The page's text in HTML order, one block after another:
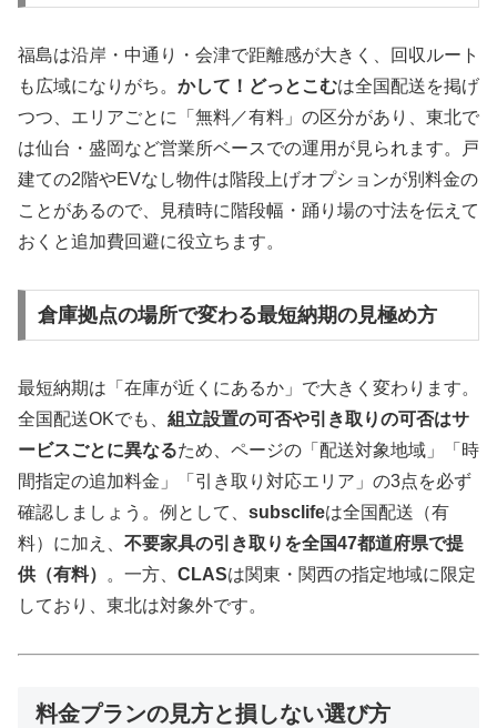
福島は沿岸・中通り・会津で距離感が大きく、回収ルート
も広域になりがち。 かして！どっとこむは全国配送を掲げ
つつ、エリアごとに「無料／有料」の区分があり、東北で
は仙台・盛岡など営業所ベースでの運用が見られます。戸
建ての2階やEVなし物件は階段上げオプションが別料金の
ことがあるので、見積時に階段幅・踊り場の寸法を伝えて
おくと追加費回避に役立ちます。
倉庫拠点の場所で変わる最短納期の見極め方
最短納期は「在庫が近くにあるか」で大きく変わります。
全国配送OKでも、 組立設置の可否や引き取りの可否はサ
ービスごとに異なるため、ページの「配送対象地域」「時
間指定の追加料金」「引き取り対応エリア」の3点を必ず
確認しましょう。例として、 subsclifeは全国配送（有
料）に加え、 不要家具の引き取りを全国47都道府県で提
供（有料）
。一方、 CLASは関東・関西の指定地域に限定
しており、東北は対象外です。
料金プランの見方と損しない選び方